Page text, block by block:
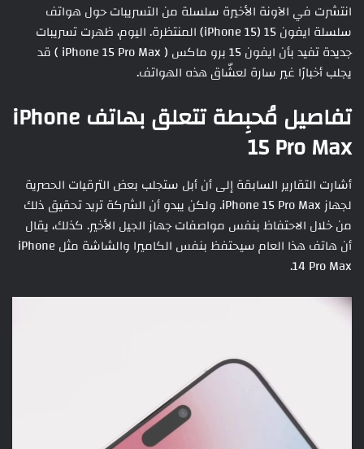
انتشرت في الآونة الأخيرة سلسلة من التسريبات حول هواتف
سلسلة ايفون 15 (iPhone 15) المنتظرة. اليوم، ظهرت تسريبات
جديدة تفيد بأن ايفون 15 برو ماكس ( iPhone 15 Pro Max ) قد
يجلب أخبارًا غير سارة لعشّاق هذه الهواتف.
تفاصيل مُحبِطة تتعلق بهاتف iPhone
15 Pro Max
أشارت التقارير السابقة إلى أن أبل ستجلب بعض الترقيات الحصرية
لجهاز iPhone 15 Pro Max. ولكن يبدو أن الشركة تريد تحقيق ذلك
من خلال الاحتفاظ بنفس مواصفات جهاز الجيل الأخير. كذلك، يقال
أن هاتف هذا العام سيحتفظ بنفس الكاميرا والشاشة مثل iPhone
14 Pro Max.